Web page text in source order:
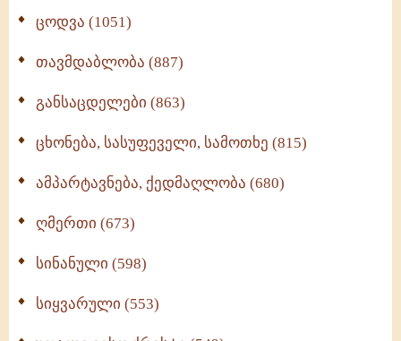
ცოდვა (1051)
თავმდაბლობა (887)
განსაცდელები (863)
ცხონება, სასუფეველი, სამოთხე (815)
ამპარტავნება, ქედმაღლობა (680)
ღმერთი (673)
სინანული (598)
სიყვარული (553)